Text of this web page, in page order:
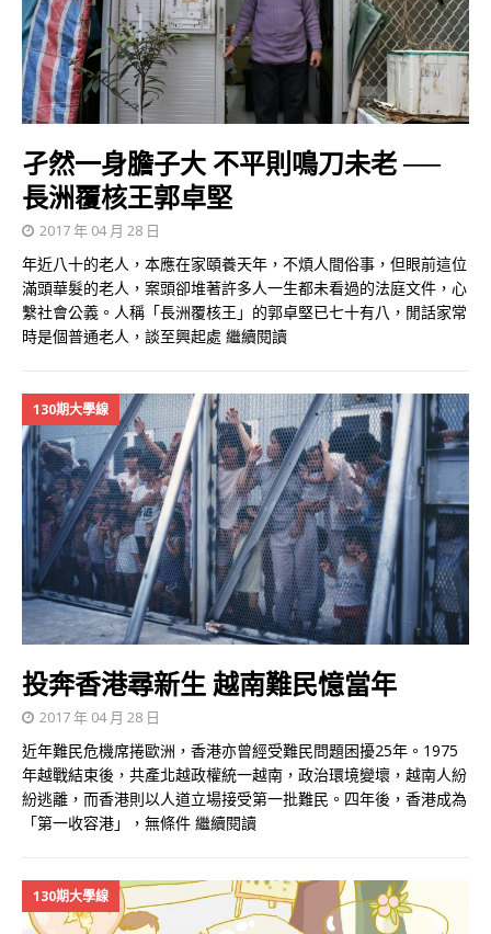
孑然一身膽子大 不平則鳴刀未老 ──
長洲覆核王郭卓堅
2017 年 04 月 28 日
年近八十的老人，本應在家頤養天年，不煩人間俗事，但眼前這位
滿頭華髮的老人，案頭卻堆著許多人一生都未看過的法庭文件，心
繫社會公義。人稱「長洲覆核王」的郭卓堅已七十有八，閒話家常
時是個普通老人，談至興起處 繼續閱讀
130期大學線
投奔香港尋新生 越南難民憶當年
2017 年 04 月 28 日
近年難民危機席捲歐洲，香港亦曾經受難民問題困擾25年。1975
年越戰結束後，共產北越政權統一越南，政治環境變壞，越南人紛
紛逃離，而香港則以人道立場接受第一批難民。四年後，香港成為
「第一收容港」，無條件 繼續閱讀
130期大學線